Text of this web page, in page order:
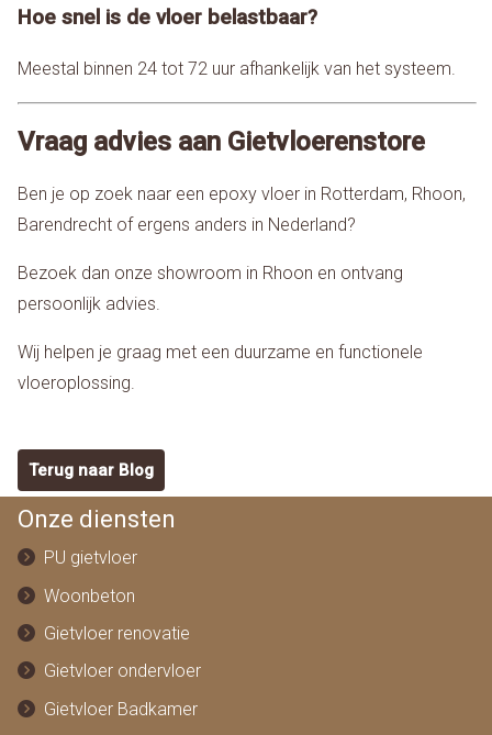
Hoe snel is de vloer belastbaar?
Meestal binnen 24 tot 72 uur afhankelijk van het systeem.
Vraag advies aan Gietvloerenstore
Ben je op zoek naar een epoxy vloer in Rotterdam, Rhoon,
Barendrecht of ergens anders in Nederland?
Bezoek dan onze showroom in Rhoon en ontvang
persoonlijk advies.
Wij helpen je graag met een duurzame en functionele
vloeroplossing.
Terug naar Blog
Onze diensten
PU gietvloer
Woonbeton
Gietvloer renovatie
Gietvloer ondervloer
Gietvloer Badkamer